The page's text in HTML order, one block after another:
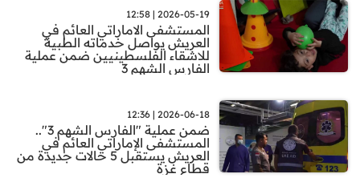
2026-05-19 | 12:58
المستشفى الاماراتي العائم في
العريش يواصل خدماته الطبية
للاشقاء الفلسطينيين ضمن عملية
الفارس الشهم 3
2026-06-18 | 12:36
ضمن عملية "الفارس الشهم 3"..
المستشفى الإماراتي العائم في
العريش يستقبل 5 حالات جديدة من
قطاع غزة